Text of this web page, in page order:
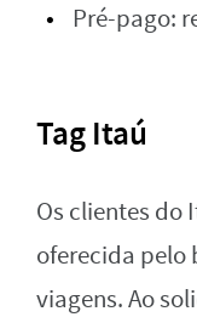
Pré-pago:
Tag Itaú
Os clientes do
oferecida pelo
viagens. Ao